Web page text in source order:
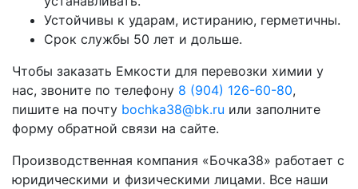
Устойчивы к ударам, истиранию, герметичны.
Срок службы 50 лет и дольше.
Чтобы заказать Емкости для перевозки химии у
нас, звоните по телефону 8 (904) 126-60-80,
пишите на почту bochka38@bk.ru или заполните
форму обратной связи на сайте.
Производственная компания «Бочка38» работает с
юридическими и физическими лицами. Все наши